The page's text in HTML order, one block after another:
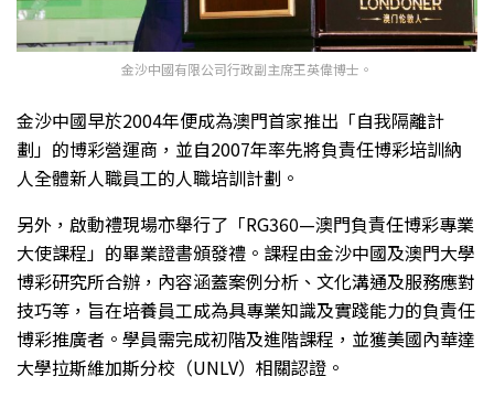
金沙中國有限公司行政副主席王英偉博士。
金沙中國早於2004年便成為澳門首家推出「自我隔離計
劃」的博彩營運商，並自2007年率先將負責任博彩培訓納
人全體新人職員工的人職培訓計劃。
另外，啟動禮現場亦舉行了「RG360—澳門負責任博彩專業
大使課程」的畢業證書頒發禮。課程由金沙中國及澳門大學
博彩研究所合辦，內容涵蓋案例分析、文化溝通及服務應對
技巧等，旨在培養員工成為具專業知識及實踐能力的負責任
博彩推廣者。學員需完成初階及進階課程，並獲美國內華達
大學拉斯維加斯分校（UNLV）相關認證。